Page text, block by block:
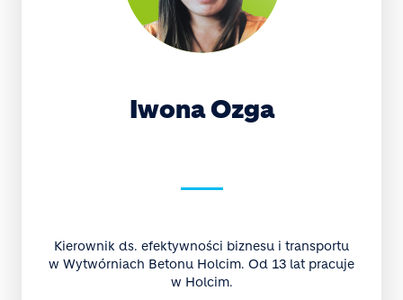
Iwona Ozga
Kierownik ds. efektywności biznesu i transportu
w Wytwórniach Betonu Holcim. Od 13 lat pracuje
w Holcim.